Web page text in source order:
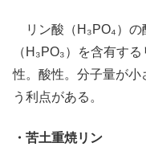
リン酸（H₃PO₄）の
（H₃PO₃）を含有す
性。酸性。分子量が
う利点がある。
・苦土重焼リン